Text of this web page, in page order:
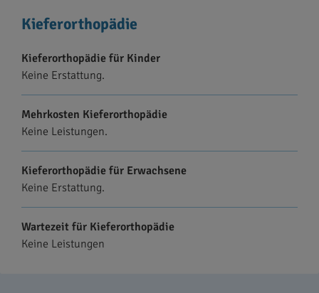
Kieferorthopädie
Kieferorthopädie für Kinder
Keine Erstattung.
Mehrkosten Kieferorthopädie
Keine Leistungen.
Kieferorthopädie für Erwachsene
Keine Erstattung.
Wartezeit für Kieferorthopädie
Keine Leistungen